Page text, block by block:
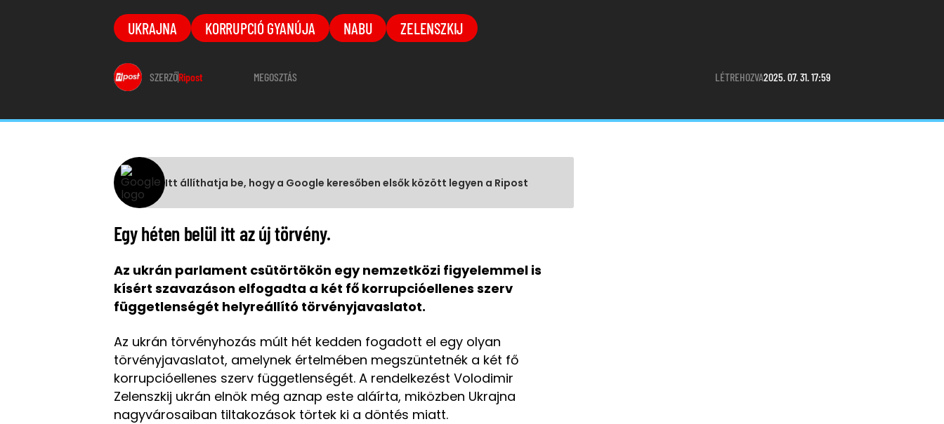
UKRAJNA KORRUPCIÓ GYANÚJA NABU ZELENSZKIJ
SZERZŐRipost MEGOSZTÁS LÉTREHOZVA2025. 07. 31. 17:59
Itt állíthatja be, hogy a Google keresőben elsők között legyen a Ripost
Egy héten belül itt az új törvény.
Az ukrán parlament csütörtökön egy nemzetközi figyelemmel is
kísért szavazáson elfogadta a két fő korrupcióellenes szerv
függetlenségét helyreállító törvényjavaslatot.
Az ukrán törvényhozás múlt hét kedden fogadott el egy olyan
törvényjavaslatot, amelynek értelmében megszüntetnék a két fő
korrupcióellenes szerv függetlenségét. A rendelkezést Volodimir
Zelenszkij ukrán elnök még aznap este aláírta, miközben Ukrajna
nagyvárosaiban tiltakozások törtek ki a döntés miatt.